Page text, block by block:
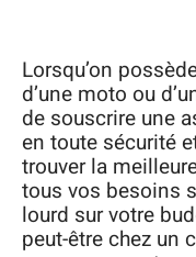
Lorsqu’on
d’une moto ou
de souscrire une
en toute sécurité
trouver la
tous vos besoins
lourd sur votre
peut-être chez un